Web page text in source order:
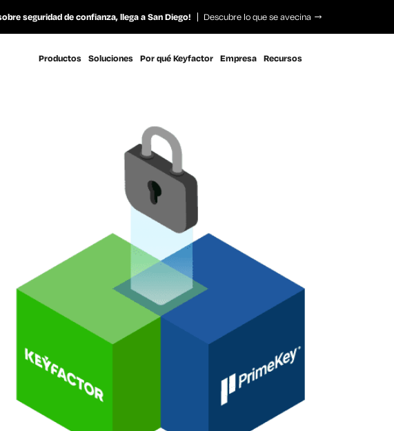
seguridad de confianza, llega a San Diego! Descubre lo que se avecina
Productos Soluciones Por qué Keyfactor Empresa Recursos